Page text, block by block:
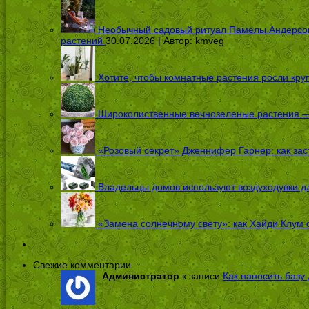
Необычный садовый ритуал Памелы Андерсон
растений 30.07.2026 | Автор:kmveg
Хотите, чтобы комнатные растения росли
Широколиственные вечнозеленые растения
«Розовый секрет» Дженнифер Гарнер: как
Владельцы домов используют воздуходувки
«Замена солнечному свету»: как Хайди
Свежие комментарии
Администраторк записиКак наносить базу